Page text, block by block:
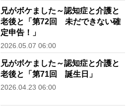
兄がボケました～認知症と介護と
老後と「第72回 未だできない確
定申告！」
2026.05.07 06:00
兄がボケました～認知症と介護と
老後と「第71回 誕生日」
2026.04.23 06:00